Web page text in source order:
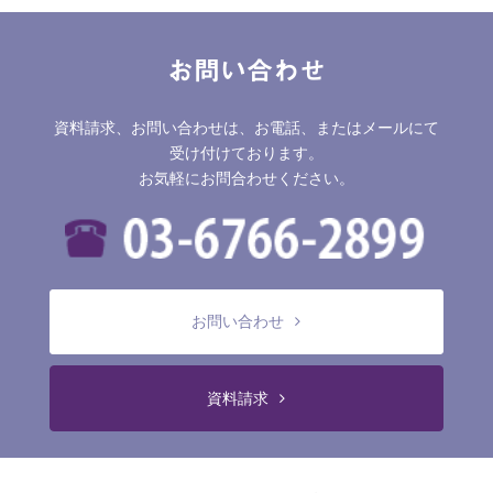
お問い合わせ
資料請求、お問い合わせは、お電話、またはメールにて
受け付けております。
お気軽にお問合わせください。
お問い合わせ
資料請求